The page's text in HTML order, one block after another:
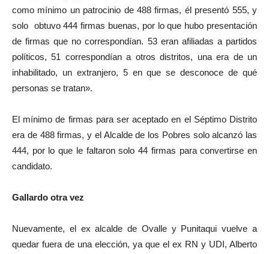
como mínimo un patrocinio de 488 firmas, él presentó 555, y
solo obtuvo 444 firmas buenas, por lo que hubo presentación
de firmas que no correspondían. 53 eran afiliadas a partidos
políticos, 51 correspondían a otros distritos, una era de un
inhabilitado, un extranjero, 5 en que se desconoce de qué
personas se tratan».
El mínimo de firmas para ser aceptado en el Séptimo Distrito
era de 488 firmas, y el Alcalde de los Pobres solo alcanzó las
444, por lo que le faltaron solo 44 firmas para convertirse en
candidato.
Gallardo otra vez
Nuevamente, el ex alcalde de Ovalle y Punitaqui vuelve a
quedar fuera de una elección, ya que el ex RN y UDI, Alberto